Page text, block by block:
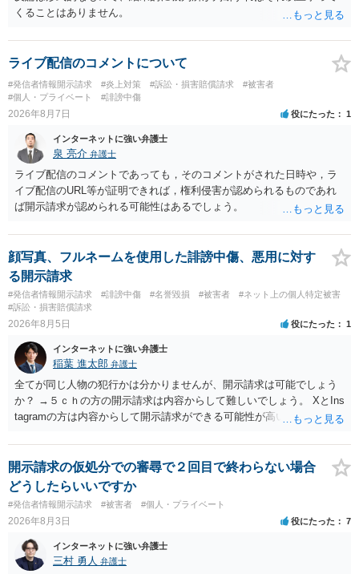
くることはありません。
ライブ配信のコメントについて
#発信者情報開示請求 #炎上対策 #訴訟・損害賠償請求
#被害者
#個人・プライベート
#誹謗中傷
2026年8月7日 役にたった 1
インターネットに強い弁護士
泉 亮介 弁護士
ライブ配信のコメントであっても，そのコメントがされた日時や，ラ
イブ配信のURL等が証明できれば，権利侵害が認められるものであれ
ば開示請求が認められる可能性はあるでしょう。
顔写真、フルネームを使用した誹謗中傷、悪用に対す
る開示請求
#発信者情報開示請求 #誹謗中傷 #名誉毀損 #被害者
#ネット上の個人特定被害
#訴訟・損害賠償請求
2026年8月5日 役にたった 1
インターネットに強い弁護士
稲葉 進太郎 弁護士
全てが同じ人物の犯行かは分かりませんが、開示請求は可能でしょう
か？ →５ｃｈの方の開示請求は内容からして難しいでしょう。 XとIns
tagramの方は内容からして開示請求ができる可能性が高いでしょう。
いでしょう。７月中にアカウントが削除されている場合、今から進め
ても失敗する可能性が高いように思われます。 相手を特定できた場
合、相手に全ての弁護士費用を負担させることは可能でしょうか？ →
訴訟外の交渉で相手方が認めれば負担させることができるでしょう。
訴訟で判決となった場合は、実際の弁護士費用が認められる場合と認
められない場合があり何ともいえないところでしょう。
開示請求の仮処分での審尋で２回目で終わらない場合
どうしたらいいですか
#発信者情報開示請求 #被害者 #個人・プライベート
2026年8月3日 役にたった 7
インターネットに強い弁護士
三村 勇人 弁護士